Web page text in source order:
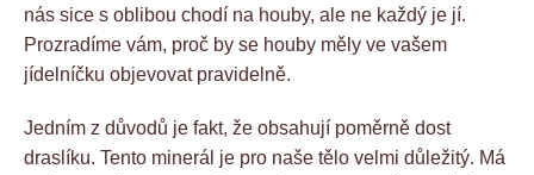
nás sice s oblibou chodí na houby, ale ne každý je jí.
Prozradíme vám, proč by se houby měly ve vašem
jídelníčku objevovat pravidelně.
Jedním z důvodů je fakt, že obsahují poměrně dost
draslíku. Tento minerál je pro naše tělo velmi důležitý. Má